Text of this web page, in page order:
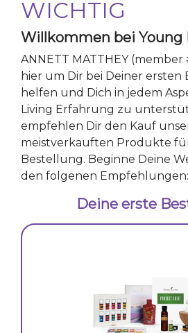
WICHTIG
Willkommen bei Young
ANNETT MATTHEY(member
hier um Dir bei Deiner ersten
helfen und Dich in jedem
Living Erfahrung zu
empfehlen Dir den Kauf
meistverkauften Produkte
Bestellung. Beginne Deine
den folgenen Empfehlungen:
Deine erste